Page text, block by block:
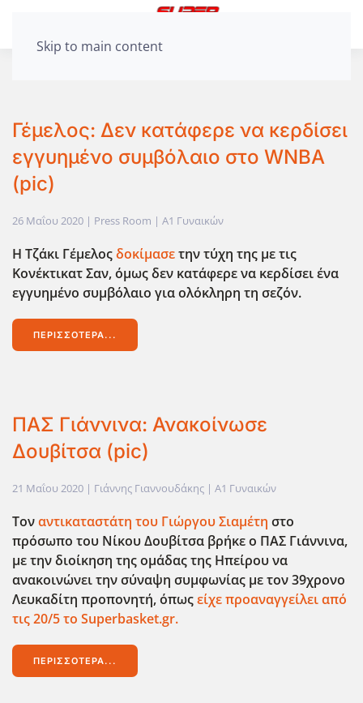
Skip to main content
Γέμελος: Δεν κατάφερε να κερδίσει
εγγυημένο συμβόλαιο στο WNBA
(pic)
26 Μαΐου 2020 | Press Room | Α1 Γυναικών
Η Τζάκι Γέμελοςδοκίμασετην τύχη της με τις
Κονέκτικατ Σαν, όμως δεν κατάφερε να κερδίσει ένα
εγγυημένο συμβόλαιο για ολόκληρη τη σεζόν.
ΠΕΡΙΣΣΌΤΕΡΑ...
ΠΑΣ Γιάννινα: Ανακοίνωσε
Δουβίτσα (pic)
21 Μαΐου 2020 | Γιάννης Γιαννουδάκης | Α1 Γυναικών
Τοναντικαταστάτη του Γιώργου Σιαμέτη στο
πρόσωπο του Νίκου Δουβίτσα βρήκε ο ΠΑΣ Γιάννινα,
με την διοίκηση της ομάδας της Ηπείρου να
ανακοινώνει την σύναψη συμφωνίας με τον 39χρονο
Λευκαδίτη προπονητή, όπωςείχε προαναγγείλει από
τις 20/5 το Superbasket.gr.
ΠΕΡΙΣΣΌΤΕΡΑ...